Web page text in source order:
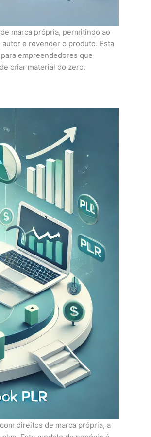
marca própria, permitindo ao
e revender o produto. Esta
empreendedores que
criar material do zero.
direitos de marca própria, a